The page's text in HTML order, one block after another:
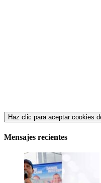
Haz clic para aceptar cookies
Mensajes recientes